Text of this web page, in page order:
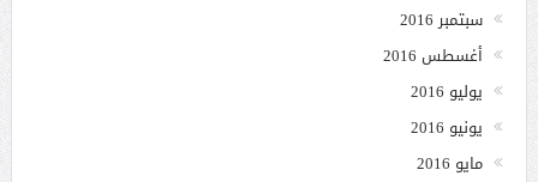
سبتمبر 2016
أغسطس 2016
يوليو 2016
يونيو 2016
مايو 2016